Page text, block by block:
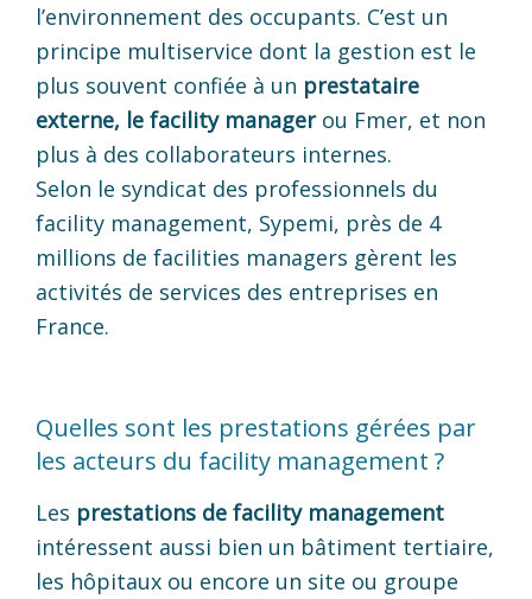
l’environnement des occupants. C’est un
principe multiservice dont la gestion est le
plus souvent confiée à un prestataire
externe, le facility managerou Fmer, et non
plus à des collaborateurs internes.
Selon le syndicat des professionnels du
facility management, Sypemi, près de 4
millions de facilities managers gèrent les
activités de services des entreprises en
France.
Quelles sont les prestations gérées par
les acteurs du facility management ?
Les prestations de facility management
intéressent aussi bien un bâtiment tertiaire,
les hôpitaux ou encore un site ou groupe